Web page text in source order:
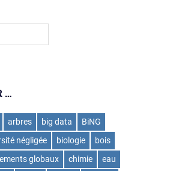
…
arbres big data
BiNG
négligée biologie
bois
globaux chimie
eau